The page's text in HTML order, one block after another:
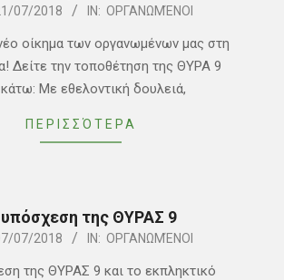
07/2018 IN: ΟΡΓΑΝΩΜΈΝΟΙ
οίκημα των οργανωμένων μας στη
Δείτε την τοποθέτηση της ΘΥΡΑ 9
Mε εθελοντική δουλειά,
ΠΕΡΙΣΣΌΤΕΡΑ
της ΘΥΡΑΣ 9
07/2018 IN: ΟΡΓΑΝΩΜΈΝΟΙ
της ΘΥΡΑΣ 9 και το εκπληκτικό